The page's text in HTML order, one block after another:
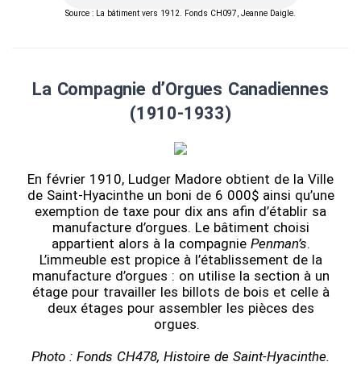
Source : La bâtiment vers 1912. Fonds CH097, Jeanne Daigle.
La Compagnie d’Orgues Canadiennes
(1910-1933)
En février 1910, Ludger Madore obtient de la Ville
de Saint-Hyacinthe un boni de 6 000$ ainsi qu’une
exemption de taxe pour dix ans afin d’établir sa
manufacture d’orgues. Le bâtiment choisi
appartient alors à la compagnie Penman’s.
L’immeuble est propice à l’établissement de la
manufacture d’orgues : on utilise la section à un
étage pour travailler les billots de bois et celle à
deux étages pour assembler les pièces des
orgues.
Photo : Fonds CH478, Histoire de Saint-Hyacinthe.